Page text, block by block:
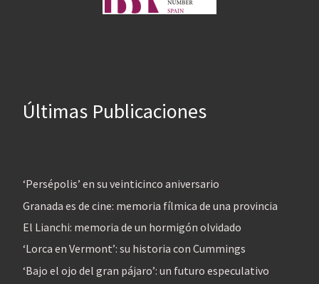
Últimas Publicaciones
‘Persépolis’ en su veinticinco aniversario
Granada es de cine: memoria fílmica de una provincia
El Lianchi: memoria de un hormigón olvidado
‘Lorca en Vermont’: su historia con Cummings
‘Bajo el ojo del gran pájaro’: un futuro especulativo